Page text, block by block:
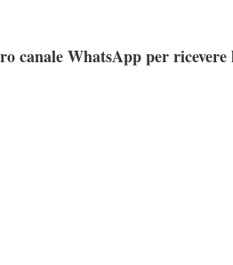
canale WhatsApp per